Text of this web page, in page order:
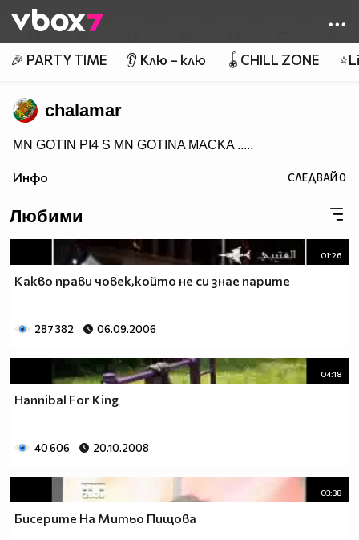
👾
🎉 PARTY TIME 👂 Клю – клю 🪀CHILL ZONE
chalamar
MN GOTIN PI4 S MN GOTINA MACKA .....
Инфо СЛЕДВАЙ0
Любими
01:26
Какво прави човек,който не си знае парите
287 382 06.09.2006
04:18
Hannibal For King
40 606 20.10.2008
03:38
Бисерите На Митьо Пищова